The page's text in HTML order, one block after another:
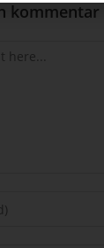
kommentar